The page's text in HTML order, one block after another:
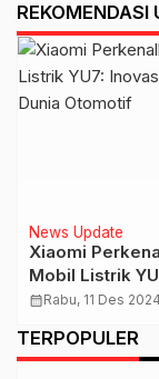
REKOMENDASI
News Update
Xiaomi
Mobil Listrik
Inovasi Baru di
calendar_monthRabu, 11 Des 2024
TERPOPULER